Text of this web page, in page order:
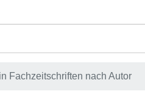
Fachzeitschriften nach Autor